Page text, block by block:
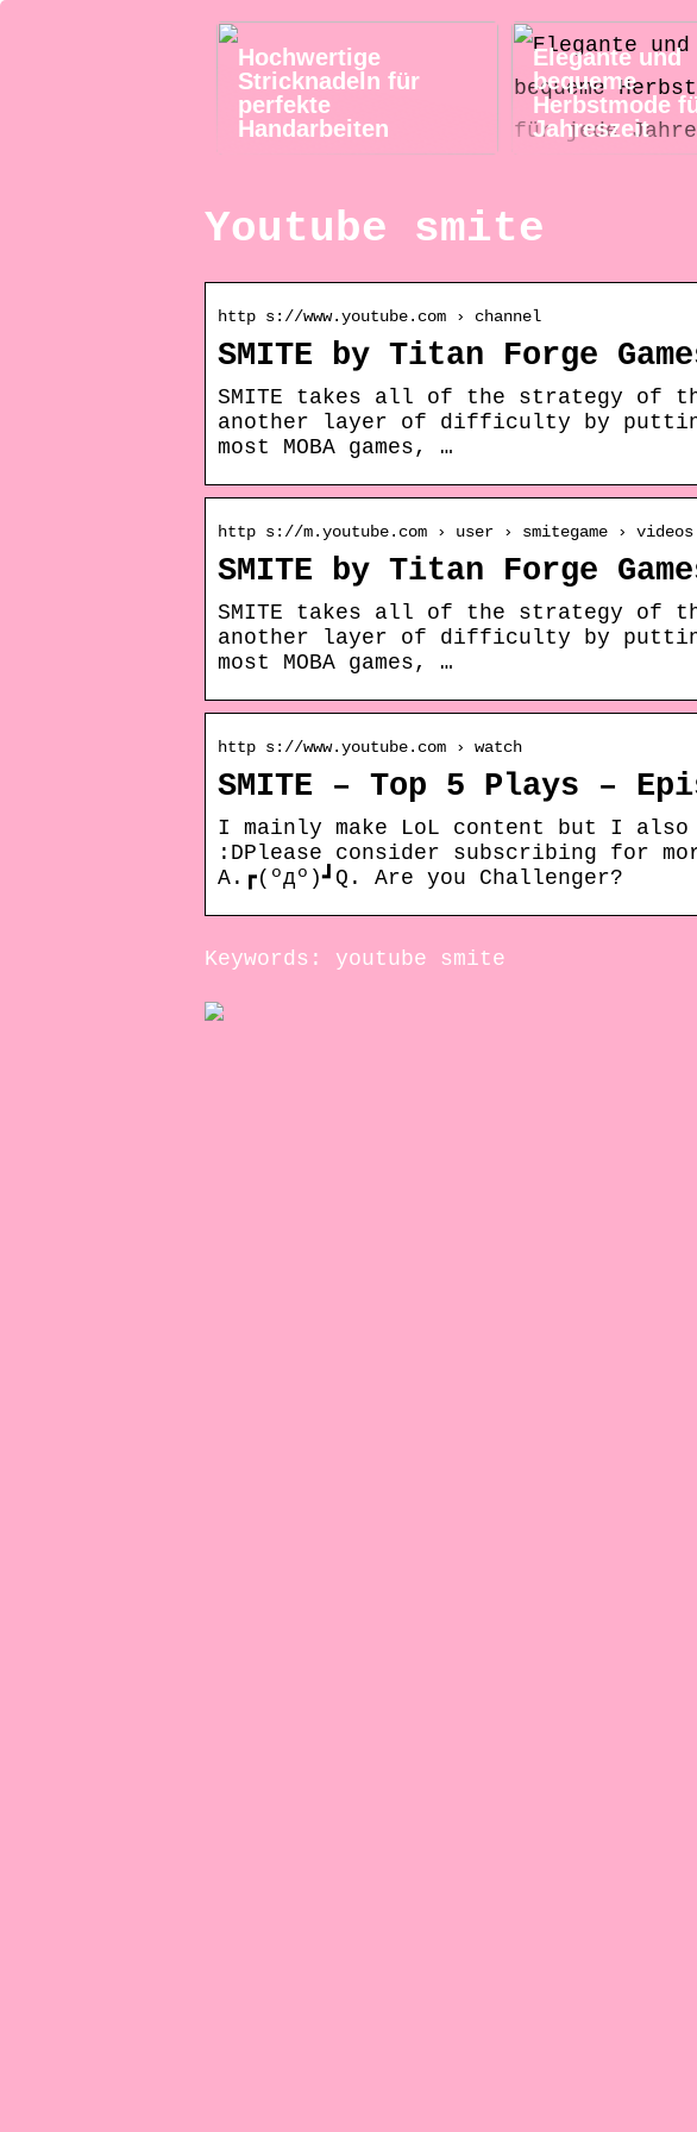
Hochwertige
Stricknadeln für
perfekte
Handarbeiten
Elegante und
bequeme
Herbstmode
Jahreszeit
Youtube smite
http s://www.youtube.com › channel
SMITE by Titan Forge
SMITE takes all of the strategy of the
another layer of difficulty by
most MOBA games, …
http s://m.youtube.com › user › smitegame › videos
SMITE by Titan Forge
SMITE takes all of the strategy of the
another layer of difficulty by
most MOBA games, …
http s://www.youtube.com › watch
SMITE – Top 5 Plays –
I mainly make LoL content but I also
:DPlease consider subscribing for
A.┏(ºдº)┛Q. Are you Challenger?
Keywords: youtube smite